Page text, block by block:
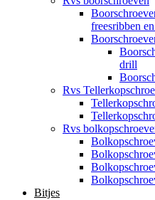
freesribben
drill
Rvs
Rvs
Bitjes